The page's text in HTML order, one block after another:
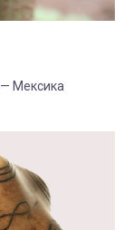
Мексика